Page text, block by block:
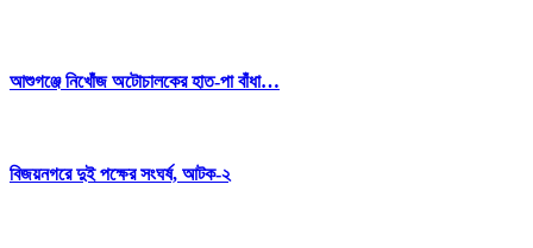
আশুগঞ্জে নিখোঁজ অটোচালকের হাত-পা বাঁধা…
বিজয়নগরে দুই পক্ষের সংঘর্ষ, আটক-২